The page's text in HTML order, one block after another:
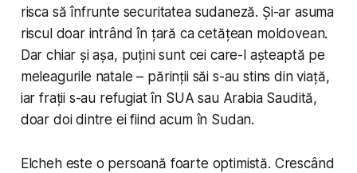
risca să înfrunte securitatea sudaneză. Și-ar asuma
riscul doar intrând în țară ca cetățean moldovean.
Dar chiar și așa, puțini sunt cei care-l așteaptă pe
meleagurile natale – părinții săi s-au stins din viață,
iar frații s-au refugiat în SUA sau Arabia Saudită,
doar doi dintre ei fiind acum în Sudan.
Elcheh este o persoană foarte optimistă. Crescând